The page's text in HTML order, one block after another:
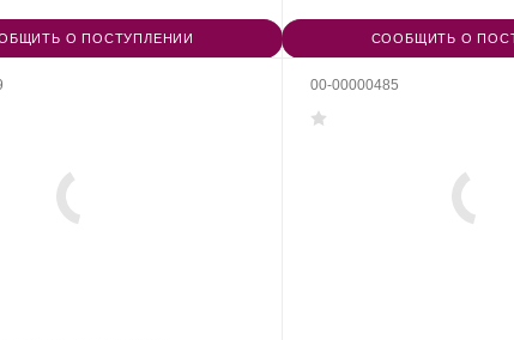
О ПОСТУПЛЕНИИ СООБЩИТЬ О
00-00000485